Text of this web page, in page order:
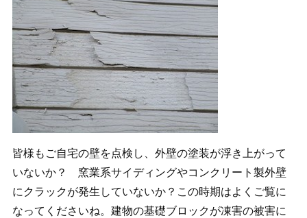
皆様もご自宅の壁を点検し、外壁の塗装が浮き上がって
いないか？ 窯業系サイディングやコンクリート製外壁
にクラックが発生していないか？この時期はよくご覧に
なってくださいね。建物の基礎ブロックが凍害の被害に